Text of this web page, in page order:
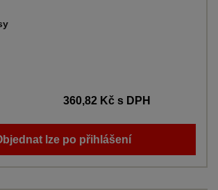
360,82 Kčs DPH
lze po přihlášení